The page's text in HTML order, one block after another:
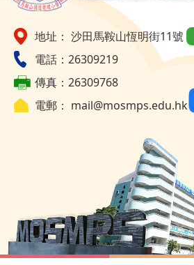
地址： 沙田馬鞍山恆明街11號
電話：26309219
傳真：26309768
電郵： mail@mosmps.edu.hk